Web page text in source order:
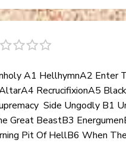
A1 HellhymnA2 Enter
RecrucifixionA5 Black
Side Ungodly B1
Great BeastB3
Pit Of HellB6 When